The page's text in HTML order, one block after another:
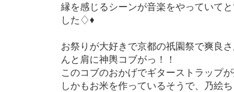
縁を感じるシーンが音楽をやっていて
した♢♦︎
お祭りが大好きで京都の祇園祭で爽良
んと肩に神輿コブがっ！！
このコブのおかげでギターストラップ
しかもお米を作っているそうで、乃絵